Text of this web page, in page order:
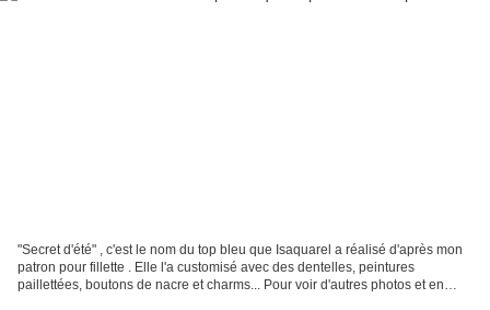
"Secret d'été" , c'est le nom du top bleu que Isaquarel a réalisé d'après mon
patron pour fillette . Elle l'a customisé avec des dentelles, peintures
paillettées, boutons de nacre et charms... Pour voir d'autres photos et en